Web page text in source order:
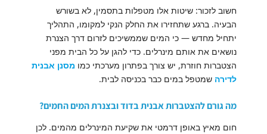
חשוב לזכור: שיטות אלו מטפלות בתסמין, לא בשורש
הבעיה. ברגע שתחזירו את החלק הנקי למקומו, התהליך
יתחיל מחדש — כי המים שממשיכים לזרום דרך הצנרת
נושאים את אותם מינרלים. כדי להגן על כל הבית מפני
הצטברות חוזרת, יש צורך בפתרון מערכתי כמו מסנן אבנית
לדירה שמטפל במים כבר בכניסה לבית.
מה גורם להצטברות אבנית בדוד ובצנרת המים החמים?
חום מאיץ באופן דרמטי את שקיעת המינרלים מהמים. לכן